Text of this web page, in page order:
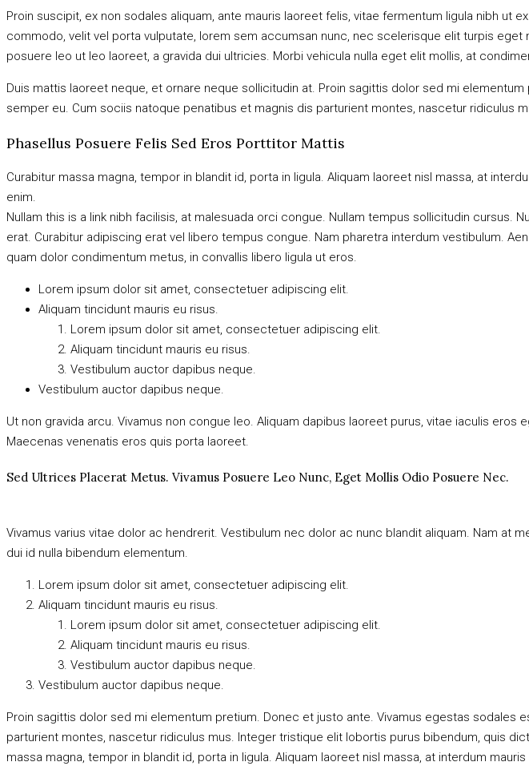
Proin suscipit, ex non sodales aliquam, ante mauris laoreet felis, vitae fermentum ligula nibh ut
commodo, velit vel porta vulputate, lorem sem accumsan nunc, nec scelerisque elit turpis
posuere leo ut leo laoreet, a gravida dui ultricies. Morbi vehicula nulla eget elit mollis, at
Duis mattis laoreet neque, et ornare neque sollicitudin at. Proin sagittis dolor sed mi
semper eu. Cum sociis natoque penatibus et magnis dis parturient montes, nascetur ridiculus
Phasellus Posuere Felis Sed Eros Porttitor Mattis
Curabitur massa magna, tempor in blandit id, porta in ligula. Aliquam laoreet nisl massa, at
enim.
Nullam this is a link nibh facilisis, at malesuada orci congue. Nullam tempus sollicitudin cursus.
erat. Curabitur adipiscing erat vel libero tempus congue. Nam pharetra interdum vestibulum.
quam dolor condimentum metus, in convallis libero ligula ut eros.
Lorem ipsum dolor sit amet, consectetuer adipiscing elit.
Aliquam tincidunt mauris eu risus.
Lorem ipsum dolor sit amet, consectetuer adipiscing elit.
Aliquam tincidunt mauris eu risus.
Vestibulum auctor dapibus neque.
Vestibulum auctor dapibus neque.
Ut non gravida arcu. Vivamus non congue leo. Aliquam dapibus laoreet purus, vitae iaculis
Maecenas venenatis eros quis porta laoreet.
Sed Ultrices Placerat Metus. Vivamus Posuere Leo Nunc, Eget Mollis Odio Posuere Nec.
Vivamus varius vitae dolor ac hendrerit. Vestibulum nec dolor ac nunc blandit aliquam. Nam at
dui id nulla bibendum elementum.
Lorem ipsum dolor sit amet, consectetuer adipiscing elit.
Aliquam tincidunt mauris eu risus.
Lorem ipsum dolor sit amet, consectetuer adipiscing elit.
Aliquam tincidunt mauris eu risus.
Vestibulum auctor dapibus neque.
Vestibulum auctor dapibus neque.
Proin sagittis dolor sed mi elementum pretium. Donec et justo ante. Vivamus egestas sodales
parturient montes, nascetur ridiculus mus. Integer tristique elit lobortis purus bibendum, quis
massa magna, tempor in blandit id, porta in ligula. Aliquam laoreet nisl massa, at interdum